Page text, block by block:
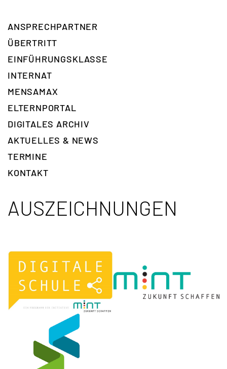
ANSPRECH­PARTNER
ÜBERTRITT
EINFÜHRUNGSKLASSE
INTERNAT
MENSAMAX
ELTERNPORTAL
DIGITALES ARCHIV
AKTUELLES & NEWS
TERMINE
KONTAKT
AUSZEICHNUNGEN